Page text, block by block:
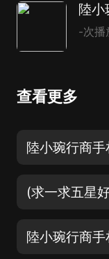
-次播
查看更多